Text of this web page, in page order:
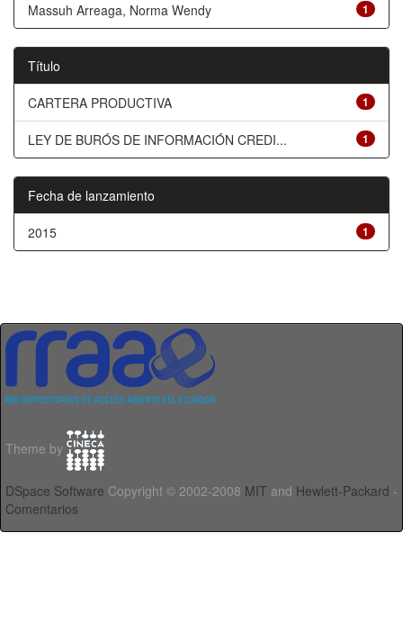
1
Massuh Arreaga, Norma Wendy
Título
1
CARTERA PRODUCTIVA
1
LEY DE BURÓS DE INFORMACIÓN CREDI...
Fecha de lanzamiento
1
2015
Theme by
DSpace Software Copyright © 2002-2008 MIT and Hewlett-Packard -
Comentarios